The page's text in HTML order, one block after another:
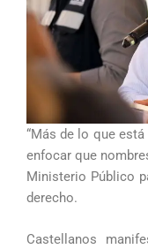
“Más de lo que
enfocar que
Ministerio Público
derecho.
Castellanos